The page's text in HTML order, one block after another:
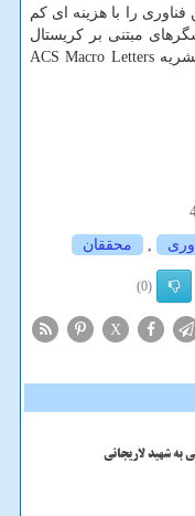
فناوری را با هزینه ای كم
مبتنی بر كریستال
مایع كنند. گزارش كامل این تحقیقات در نشریه ACS Macro Letters
, محققان
(0)
X
به شهید لاریجانی